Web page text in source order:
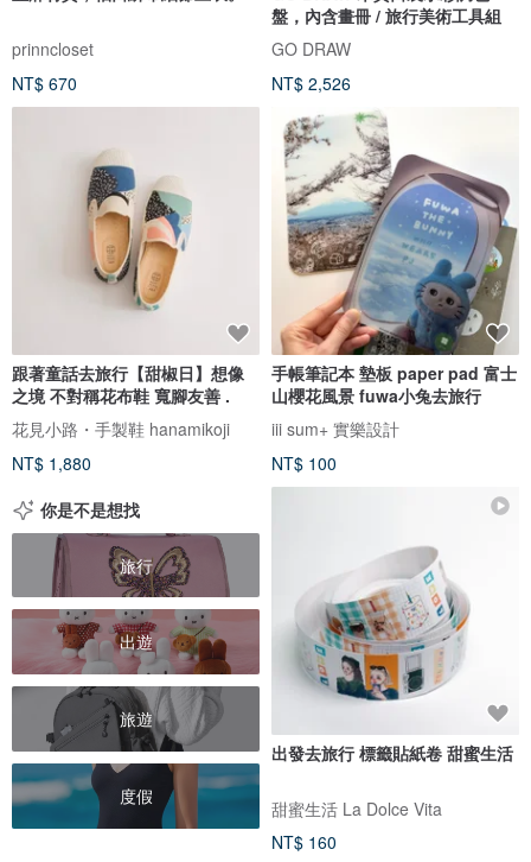
prinncloset
NT$ 670
盤，內含畫冊 / 旅行美術工具組
GO DRAW
NT$ 2,526
跟著童話去旅行【甜椒日】想像
之境 不對稱花布鞋 寬腳友善 .
花見小路・手製鞋 hanamikoji
NT$ 1,880
手帳筆記本 墊板 paper pad 富士
山櫻花風景 fuwa小兔去旅行
iii sum+ 實樂設計
NT$ 100
你是不是想找
旅行
出遊
旅遊
度假
出發去旅行 標籤貼紙卷 甜蜜生活
甜蜜生活 La Dolce Vita
NT$ 160